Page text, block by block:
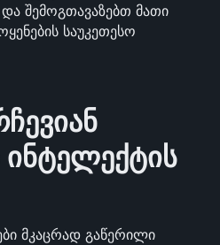
შემოგთავაზებთ მათი
საუკეთესო
მკაცრად გაწერილი